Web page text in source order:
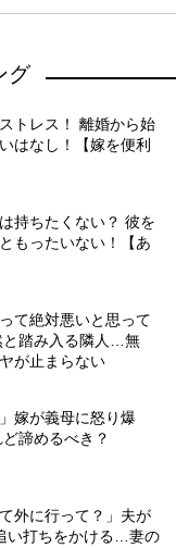
グ
トレス！ 離婚から始
はなし！【嫁を便利
持ちたくない？ 彼を
もったいない！【あ
て絶対悪いと思って
踏み入る隣人…無
が止まらない
嫁が義母に怒り爆
諦めるべき？
外に行って？」夫が
い打ちをかける…妻の